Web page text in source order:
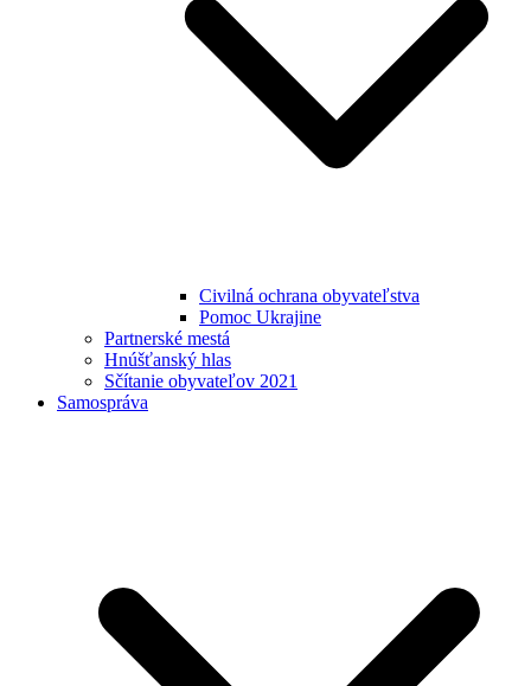
Civilná ochrana obyvateľstva
Pomoc Ukrajine
Partnerské mestá
Hnúšťanský hlas
Sčítanie obyvateľov 2021
Samospráva